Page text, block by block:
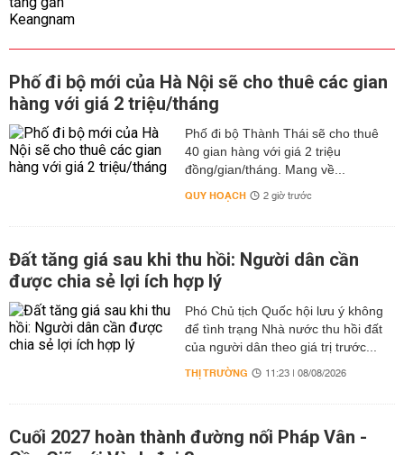
Phố đi bộ mới của Hà Nội sẽ cho thuê các gian
hàng với giá 2 triệu/tháng
Phố đi bộ Thành Thái sẽ cho thuê
40 gian hàng với giá 2 triệu
đồng/gian/tháng. Mang về...
QUY HOẠCH 2 giờ trước
Đất tăng giá sau khi thu hồi: Người dân cần
được chia sẻ lợi ích hợp lý
Phó Chủ tịch Quốc hội lưu ý không
để tình trạng Nhà nước thu hồi đất
của người dân theo giá trị trước...
THỊ TRƯỜNG 11:23 | 08/08/2026
Cuối 2027 hoàn thành đường nối Pháp Vân -